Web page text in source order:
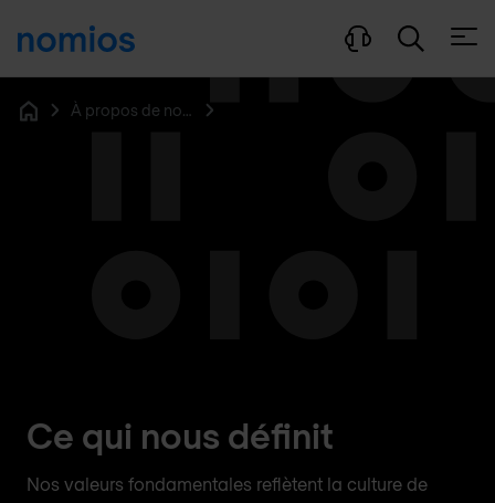
À propos de nous
Ce qui nous définit
Nos valeurs fondamentales reflètent la culture de